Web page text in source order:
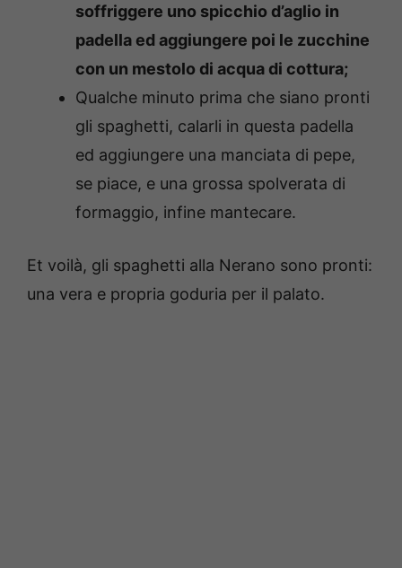
soffriggere uno spicchio d’aglio in
padella ed aggiungere poi le zucchine
con un mestolo di acqua di cottura;
Qualche minuto prima che siano pronti
gli spaghetti, calarli in questa padella
ed aggiungere una manciata di pepe,
se piace, e una grossa spolverata di
formaggio, infine mantecare.
Et voilà, gli spaghetti alla Nerano sono pronti:
una vera e propria goduria per il palato.